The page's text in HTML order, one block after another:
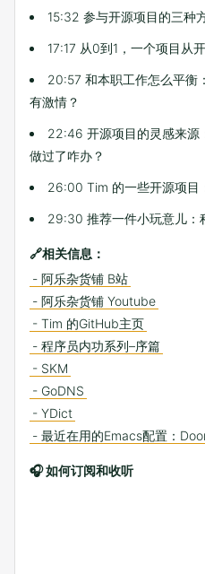
15:32 参与开源项目的三种
17:17 从0到1，一个项目从
20:57 和本职工作怎么平衡
有激情？
22:46 开源项目的灵感来源
做过了咋办？
26:00 Tim 的一些开源项目
29:30 推荐一件小玩意儿：
🔗相关信息：
- 阿乐杂货铺 B站
- 阿乐杂货铺 Youtube
- Tim 的GitHub主页
- 程序员内功系列–序篇
- SKM
- GoDNS
- YDict
- 最近在用的Emacs配置：
🎧 如何订阅和收听